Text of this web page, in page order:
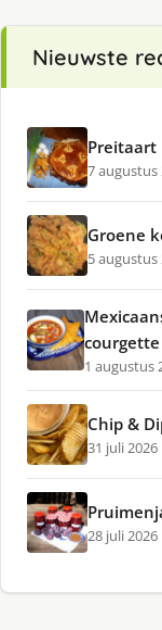
Nieuwste
Preitaart
7 augustus
Groene
5 augustus
courgette
1 augustus
Chip &
31 juli 2026
28 juli 2026